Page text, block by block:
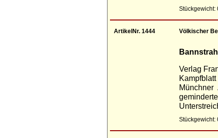
Stückgewicht:
ArtikelNr. 1444 Völkischer
Verlag
Stückgewicht: